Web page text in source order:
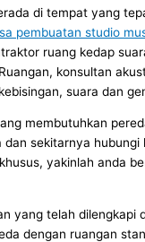
di tempat yang
pembuatan studio
ruang kedap
konsultan
suara dan
membutuhkan
dan sekitarnya hubungi
yakinlah anda
yang telah dilengkapi
dengan ruangan